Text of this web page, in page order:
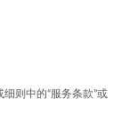
则中的“服务条款”或